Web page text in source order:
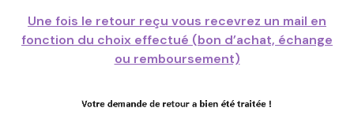
Une fois le retour reçu vous recevrez un mail en
fonction du choix effectué (bon d’achat, échange
ou remboursement)